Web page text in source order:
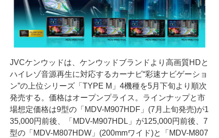
JVCケンウッドは、ケンウッドブランドより高画質HDと
ハイレゾ音源再生に対応するカーナビ“彩速ナビゲーショ
ン”の上位シリーズ「TYPE M」4機種を5月下旬より順次
発売する。価格はオープンプライス。ラインナップと市
場想定価格は9型の「MDV-M907HDF」(7月上旬発売)が1
35,000円前後、「MDV-M907HDL」が125,000円前後、7
型の「MDV-M807HDW」(200mmワイド)と「MDV-M807